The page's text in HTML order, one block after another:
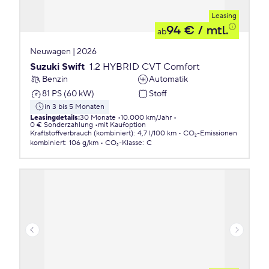
Leasing
ab94 € / mtl.
Neuwagen | 2026
Suzuki Swift 1.2 HYBRID CVT Comfort
Benzin
Automatik
81 PS (60 kW)
Stoff
in 3 bis 5 Monaten
Leasingdetails:30 Monate 10.000 km/Jahr
0 € Sonderzahlung
mit Kaufoption
Kraftstoffverbrauch (kombiniert): 4,7 l/100 km
CO₂-Emissionen
kombiniert: 106 g/km CO₂-Klasse: C